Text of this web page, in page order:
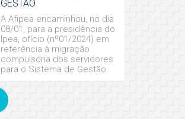
GESTÃO
A Afipea encaminhou, no dia
08/01, para a presidência do
Ipea, ofício (nº01/2024) em
referência à migração
compulsória dos servidores
para o Sistema de Gestão.